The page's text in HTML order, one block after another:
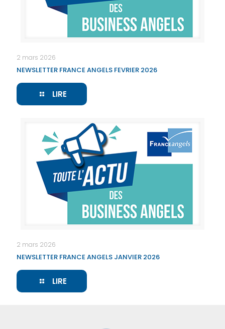
2 mars 2026
NEWSLETTER FRANCE ANGELS FEVRIER 2026
LIRE
2 mars 2026
NEWSLETTER FRANCE ANGELS JANVIER 2026
LIRE